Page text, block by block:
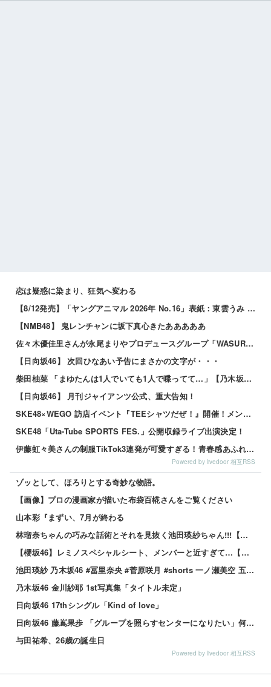
恋は疑惑に染まり、狂気へ変わる
【8/12発売】「ヤングアニマル 2026年 No.16」表紙：東雲うみ / 虹咲カリナ
【NMB48】 鬼レンチャンに坂下真心きたあああああ
佐々木優佳里さんが永尾まりやプロデュースグループ「WASURENA」に加入発表！現在のグループと兼任へ【元AKB48ゆか...
【日向坂46】 次回ひなあい予告にまさかの文字が・・・
柴田柚菜 「まゆたんは1人でいても1人で喋ってて…」【乃木坂46】
【日向坂46】 月刊ジャイアンツ公式、重大告知！
SKE48×WEGO 訪店イベント『TEEシャツだぜ！』開催！メンバーが大須店でコーディネート【SNSまとめ】
SKE48「Uta-Tube SPORTS FES.」公開収録ライブ出演決定！
伊藤虹々美さんの制服TikTok3連発が可愛すぎる！青春感あふれるダンス動画に注目✨
Powered by livedoor 相互RSS
ゾッとして、ほろりとする奇妙な物語。
【画像】プロの漫画家が描いた布袋百椛さんをご覧ください
山本彩『まずい、7月が終わる
林瑠奈ちゃんの巧みな話術とそれを見抜く池田瑛紗ちゃん!!!【乃木坂46】
【櫻坂46】レミノスペシャルシート、メンバーと近すぎて…【全国ツアー2026】
池田瑛紗 乃木坂46 #冨里奈央 #菅原咲月 #shorts 一ノ瀬美空 五百城茉央 瀬戸口心月 奥の反応まとめ
乃木坂46 金川紗耶 1st写真集「タイトル未定」
日向坂46 17thシングル「Kind of love」
日向坂46 藤嶌果歩 「グループを照らすセンターになりたい」何倍もキラキラしたかほりんが降臨【坂道の火曜日】
与田祐希、26歳の誕生日
Powered by livedoor 相互RSS